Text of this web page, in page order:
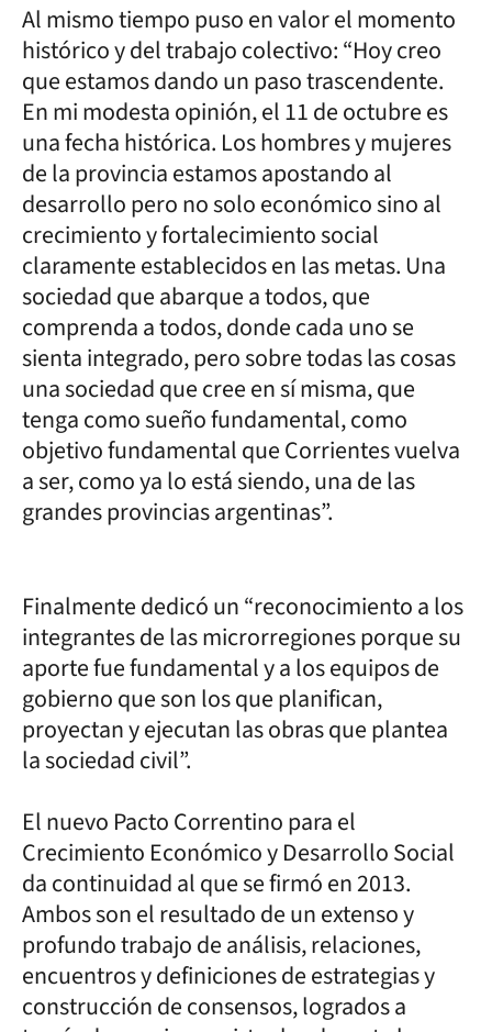
Al mismo tiempo puso en valor el momento
histórico y del trabajo colectivo: “Hoy creo
que estamos dando un paso trascendente.
En mi modesta opinión, el 11 de octubre es
una fecha histórica. Los hombres y mujeres
de la provincia estamos apostando al
desarrollo pero no solo económico sino al
crecimiento y fortalecimiento social
claramente establecidos en las metas. Una
sociedad que abarque a todos, que
comprenda a todos, donde cada uno se
sienta integrado, pero sobre todas las cosas
una sociedad que cree en sí misma, que
tenga como sueño fundamental, como
objetivo fundamental que Corrientes vuelva
a ser, como ya lo está siendo, una de las
grandes provincias argentinas”.
Finalmente dedicó un “reconocimiento a los
integrantes de las microrregiones porque su
aporte fue fundamental y a los equipos de
gobierno que son los que planifican,
proyectan y ejecutan las obras que plantea
la sociedad civil”.
El nuevo Pacto Correntino para el
Crecimiento Económico y Desarrollo Social
da continuidad al que se firmó en 2013.
Ambos son el resultado de un extenso y
profundo trabajo de análisis, relaciones,
encuentros y definiciones de estrategias y
construcción de consensos, logrados a